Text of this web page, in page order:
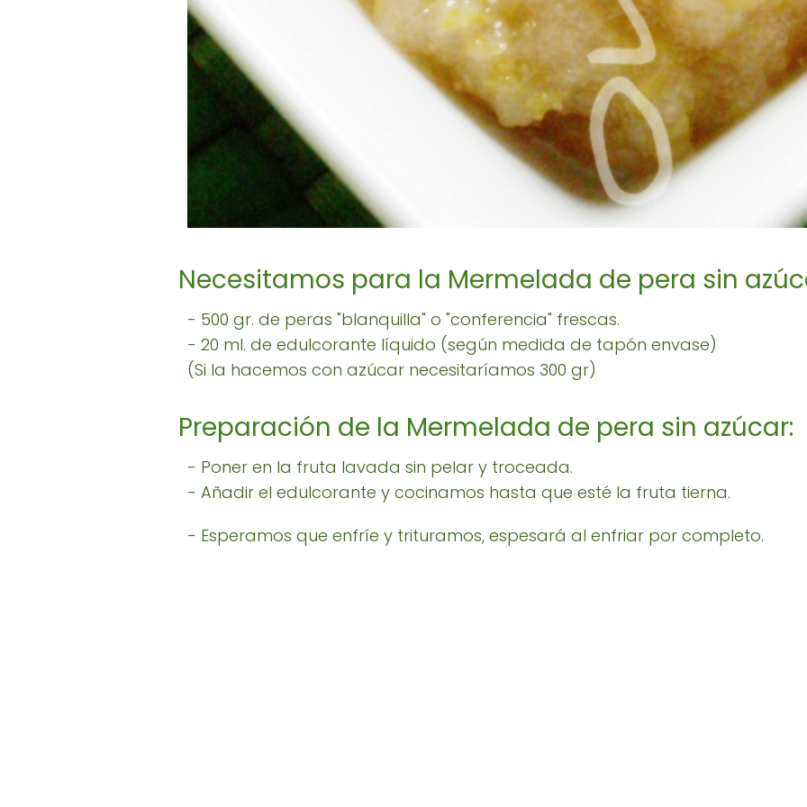
Necesitamos para la Mermelada de pera sin
- 500 gr. de peras "blanquilla" o "conferencia" frescas.
- 20 ml. de edulcorante líquido (según medida de tapón envase)
(Si la hacemos con azúcar necesitaríamos 300 gr)
Preparación de la Mermelada de pera sin azúcar:
- Poner en la fruta lavada sin pelar y troceada.
- Añadir el edulcorante y cocinamos hasta que esté la fruta tierna.
- Esperamos que enfríe y trituramos, espesará al enfriar por completo.